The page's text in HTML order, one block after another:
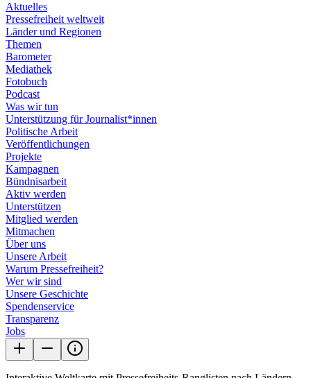
Aktuelles
Pressefreiheit weltweit
Länder und Regionen
Themen
Barometer
Mediathek
Fotobuch
Podcast
Was wir tun
Unterstützung für Journalist*innen
Politische Arbeit
Veröffentlichungen
Projekte
Kampagnen
Bündnisarbeit
Aktiv werden
Unterstützen
Mitglied werden
Mitmachen
Über uns
Unsere Arbeit
Warum Pressefreiheit?
Wer wir sind
Unsere Geschichte
Spendenservice
Transparenz
Jobs